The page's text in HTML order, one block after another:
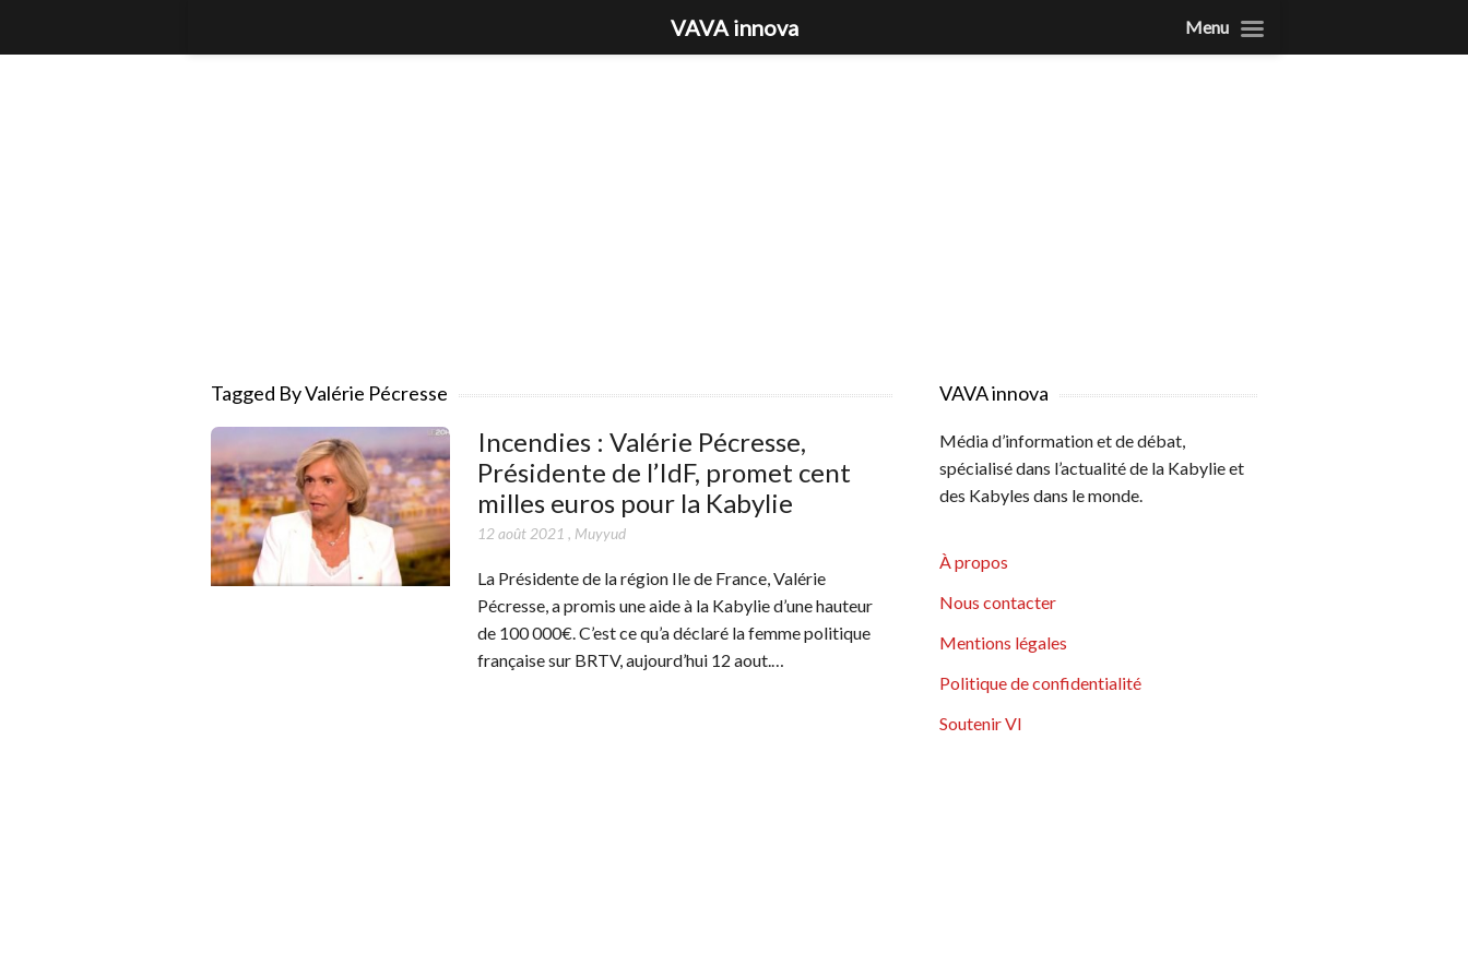
Tagged By Valérie Pécresse
Incendies : Valérie Pécresse,
Présidente de l’IdF, promet cent
milles euros pour la Kabylie
12 août 2021 , Muyyud
La Présidente de la région Ile de France, Valérie
Pécresse, a promis une aide à la Kabylie d’une hauteur
de 100 000€. C’est ce qu’a déclaré la femme politique
française sur BRTV, aujourd’hui 12 aout.…
VAVA innova
Média d’information et de débat,
spécialisé dans l’actualité de la Kabylie et
des Kabyles dans le monde.
À propos
Nous contacter
Mentions légales
Politique de confidentialité
Soutenir VI
VAVA innova Menu